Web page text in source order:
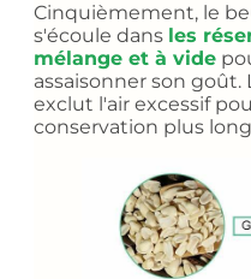
Cinquièmement, le
s'écoule dans les
mélange et à vide
assaisonner son goût.
exclut l'air excessif
conservation plus